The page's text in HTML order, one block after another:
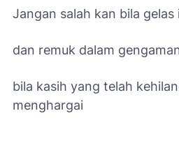
Jangan salah kan bila
dan remuk dalam
bila kasih yang telah
menghargai